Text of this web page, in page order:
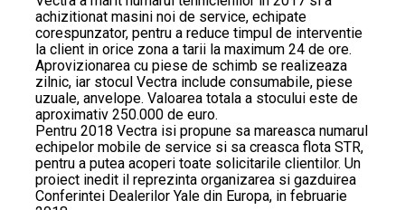
achizitionat masini noi de service, echipate
corespunzator, pentru a reduce timpul de interventie
la client in orice zona a tarii la maximum 24 de ore.
Aprovizionarea cu piese de schimb se realizeaza
zilnic, iar stocul Vectra include consumabile, piese
uzuale, anvelope. Valoarea totala a stocului este de
aproximativ 250.000 de euro.
Pentru 2018 Vectra isi propune sa mareasca numarul
echipelor mobile de service si sa creasca flota STR,
pentru a putea acoperi toate solicitarile clientilor. Un
proiect inedit il reprezinta organizarea si gazduirea
Conferintei Dealerilor Yale din Europa, in februarie